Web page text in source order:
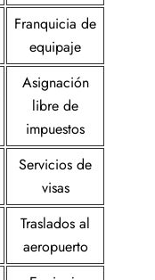
Franquicia de
equipaje
Asignación
libre de
impuestos
Servicios de
visas
Traslados al
aeropuerto